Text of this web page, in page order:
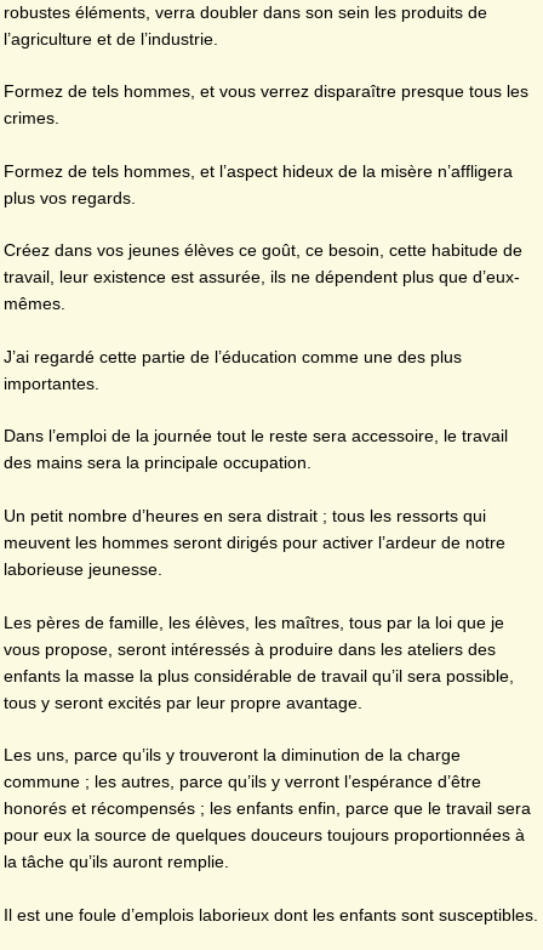
robustes éléments, verra doubler dans son sein les produits de
l’agriculture et de l’industrie.
Formez de tels hommes, et vous verrez disparaître presque tous les
crimes.
Formez de tels hommes, et l’aspect hideux de la misère n’affligera
plus vos regards.
Créez dans vos jeunes élèves ce goût, ce besoin, cette habitude de
travail, leur existence est assurée, ils ne dépendent plus que d’eux-
mêmes.
J’ai regardé cette partie de l’éducation comme une des plus
importantes.
Dans l’emploi de la journée tout le reste sera accessoire, le travail
des mains sera la principale occupation.
Un petit nombre d’heures en sera distrait ; tous les ressorts qui
meuvent les hommes seront dirigés pour activer l’ardeur de notre
laborieuse jeunesse.
Les pères de famille, les élèves, les maîtres, tous par la loi que je
vous propose, seront intéressés à produire dans les ateliers des
enfants la masse la plus considérable de travail qu’il sera possible,
tous y seront excités par leur propre avantage.
Les uns, parce qu’ils y trouveront la diminution de la charge
commune ; les autres, parce qu’ils y verront l’espérance d’être
honorés et récompensés ; les enfants enfin, parce que le travail sera
pour eux la source de quelques douceurs toujours proportionnées à
la tâche qu’ils auront remplie.
Il est une foule d’emplois laborieux dont les enfants sont susceptibles.